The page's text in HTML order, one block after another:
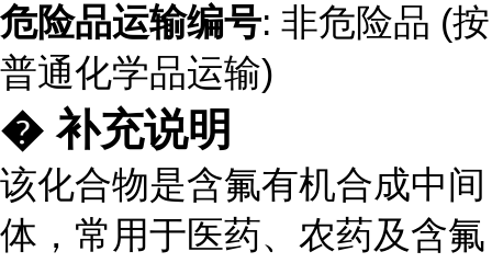
危险品运输编号: 非危险品 (按
普通化学品运输)
� 补充说明
该化合物是含氟有机合成中间
体，常用于医药、农药及含氟